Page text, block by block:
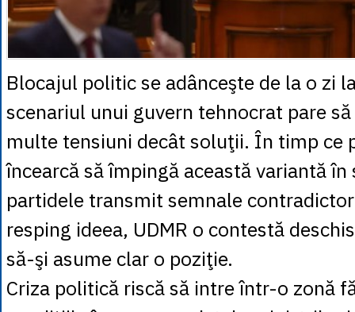
Blocajul politic se adânceşte de la o zi
scenariul unui guvern tehnocrat pare
multe tensiuni decât soluţii. În timp ce
încearcă să împingă această variantă
partidele transmit semnale
resping ideea, UDMR o contestă
să-şi asume clar o poziţie.
Criza politică riscă să intre într-o zonă